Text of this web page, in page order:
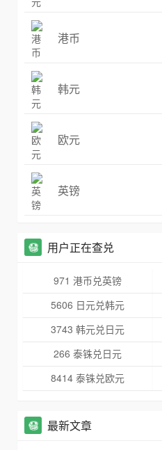
港币
韩元
欧元
英镑
用户正在查兑
971 港币兑英镑
5606 日元兑韩元
3743 韩元兑日元
266 泰铢兑日元
8414 泰铢兑欧元
最新文章